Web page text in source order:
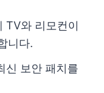
TV와 리모컨이
니다.
신 보안 패치를